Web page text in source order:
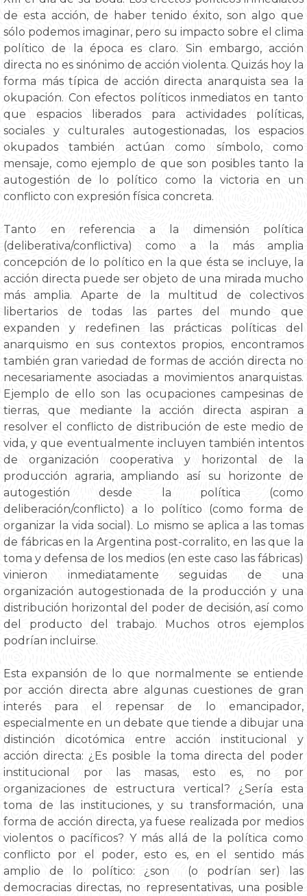
de esta acción, de haber tenido éxito, son algo que
sólo podemos imaginar, pero su impacto sobre el clima
político de la época es claro. Sin embargo, acción
directa no es sinónimo de acción violenta. Quizás hoy la
forma más típica de acción directa anarquista sea la
okupación. Con efectos políticos inmediatos en tanto
que espacios liberados para actividades políticas,
sociales y culturales autogestionadas, los espacios
okupados también actúan como símbolo, como
mensaje, como ejemplo de que son posibles tanto la
autogestión de lo político como la victoria en un
conflicto con expresión física concreta.
Tanto en referencia a la dimensión política
(deliberativa/conflictiva) como a la más amplia
concepción de lo político en la que ésta se incluye, la
acción directa puede ser objeto de una mirada mucho
más amplia. Aparte de la multitud de colectivos
libertarios de todas las partes del mundo que
expanden y redefinen las prácticas políticas del
anarquismo en sus contextos propios, encontramos
también gran variedad de formas de acción directa no
necesariamente asociadas a movimientos anarquistas.
Ejemplo de ello son las ocupaciones campesinas de
tierras, que mediante la acción directa aspiran a
resolver el conflicto de distribución de este medio de
vida, y que eventualmente incluyen también intentos
de organización cooperativa y horizontal de la
producción agraria, ampliando así su horizonte de
autogestión desde la política (como
deliberación/conflicto) a lo político (como forma de
organizar la vida social). Lo mismo se aplica a las tomas
de fábricas en la Argentina post-corralito, en las que la
toma y defensa de los medios (en este caso las fábricas)
vinieron inmediatamente seguidas de una
organización autogestionada de la producción y una
distribución horizontal del poder de decisión, así como
del producto del trabajo. Muchos otros ejemplos
podrían incluirse.
Esta expansión de lo que normalmente se entiende
por acción directa abre algunas cuestiones de gran
interés para el repensar de lo emancipador,
especialmente en un debate que tiende a dibujar una
distinción dicotómica entre acción institucional y
acción directa: ¿Es posible la toma directa del poder
institucional por las masas, esto es, no por
organizaciones de estructura vertical? ¿Sería esta
toma de las instituciones, y su transformación, una
forma de acción directa, ya fuese realizada por medios
violentos o pacíficos? Y más allá de la política como
conflicto por el poder, esto es, en el sentido más
amplio de lo político: ¿son (o podrían ser) las
democracias directas, no representativas, una posible